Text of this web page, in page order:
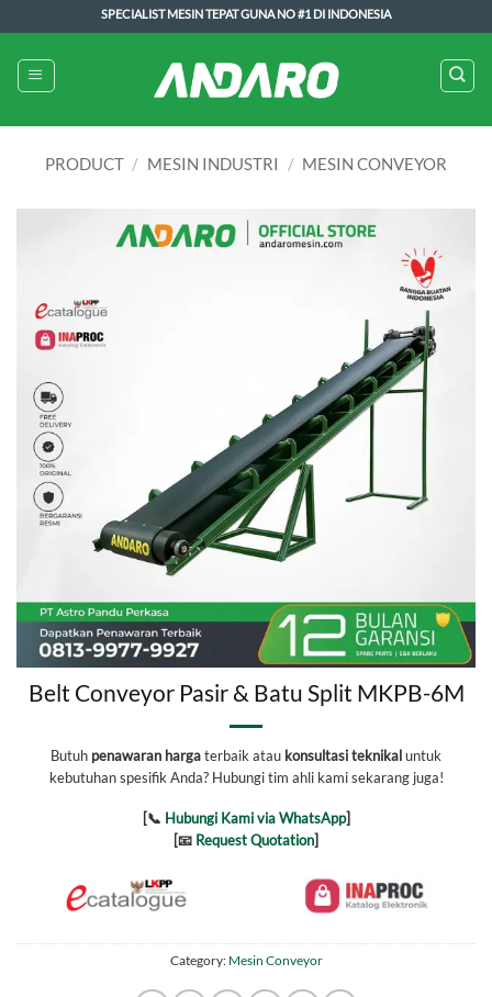
to
content
SPECIALIST MESIN TEPAT GUNA NO #1 DI INDONESIA
PRODUCT / MESIN INDUSTRI / MESIN CONVEYOR
Belt Conveyor Pasir & Batu Split MKPB-6M
Butuh penawaran hargaterbaik atau konsultasi teknikaluntuk
kebutuhan spesifik Anda? Hubungi tim ahli kami sekarang juga!
[📞 Hubungi Kami via WhatsApp]
[📧 Request Quotation]
Category: Mesin Conveyor